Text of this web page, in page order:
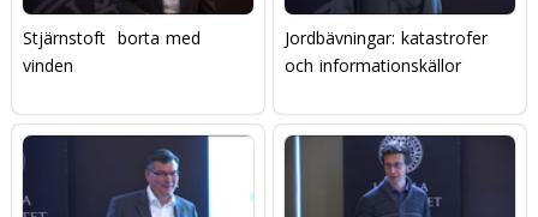
Stjärnstoft  borta med
vinden
Jordbävningar: katastrofer
och informationskällor